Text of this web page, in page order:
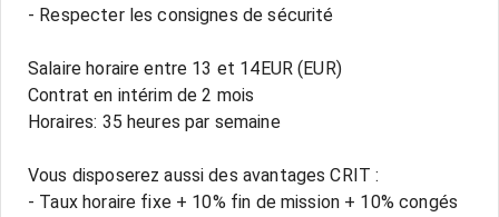
- Respecter les consignes de sécurité
Salaire horaire entre 13 et 14EUR (EUR)
Contrat en intérim de 2 mois
Horaires: 35 heures par semaine
Vous disposerez aussi des avantages CRIT :
- Taux horaire fixe + 10% fin de mission + 10% congés